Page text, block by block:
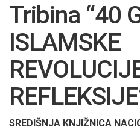
Tribina “40
ISLAMSKE
SREDIŠNJA KNJIŽNICA